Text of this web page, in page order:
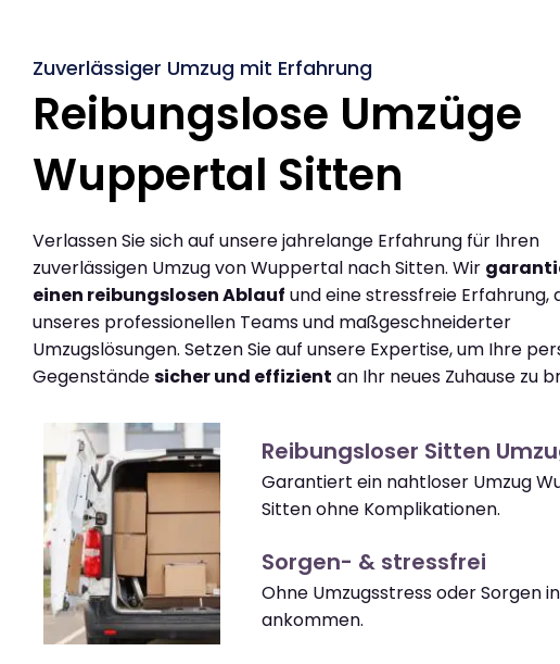
Zuverlässiger Umzug mit Erfahrung
Reibungslose Umzüge
Wuppertal Sitten
Verlassen Sie sich auf unsere jahrelange Erfahrung für Ihren
zuverlässigen Umzug von Wuppertal nach Sitten. Wir
einen reibungslosen Ablauf und eine stressfreie Erfahrung,
unseres professionellen Teams und maßgeschneiderter
Umzugslösungen. Setzen Sie auf unsere Expertise, um Ihre
Gegenständesicher und effizient an Ihr neues Zuhause zu
Reibungsloser Sitten
Garantiert ein nahtloser Umzug
Sitten ohne Komplikationen.
Sorgen- & stressfrei
Ohne Umzugsstress oder Sorgen
ankommen.